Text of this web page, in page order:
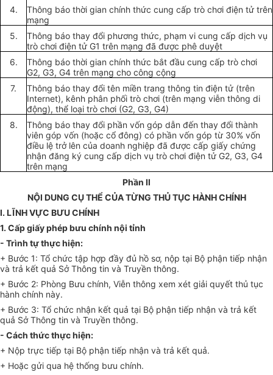
4.
Thông báo thời gian chính thức cung cấp trò chơi điện tử trên
mạng
5.
Thông báo thay đổi phương thức, phạm vi cung cấp dịch vụ
trò chơi điện tử G1 trên mạng đã được phê duyệt
6.
Thông báo thời gian chính thức bắt đầu cung cấp trò chơi
G2, G3, G4 trên mạng cho công cộng
7.
Thông báo thay đổi tên miền trang thông tin điện tử (trên
Internet), kênh phân phối trò chơi (trên mạng viễn thông di
động), thể loại trò chơi (G2, G3, G4)
8.
Thông báo thay đổi phần vốn góp dẫn đến thay đổi thành
viên góp vốn (hoặc cổ đông) có phần vốn góp từ 30% vốn
điều lệ trở lên của doanh nghiệp đã được cấp giấy chứng
nhận đăng ký cung cấp dịch vụ trò chơi điện tử G2, G3, G4
trên mạng
Phần II
NỘI DUNG CỤ THỂ CỦA TỪNG THỦ TỤC HÀNH CHÍNH
I. LĨNH VỰC BƯU CHÍNH
1. Cấp giấy phép bưu chính nội tỉnh
- Trình tự thực hiện:
+ Bước 1: Tổ chức tập hợp đầy đủ hồ sơ, nộp tại Bộ phận tiếp nhận
và trả kết quả Sở Thông tin và Truyền thông.
+ Bước 2: Phòng Bưu chính, Viễn thông xem xét giải quyết thủ tục
hành chính này.
+ Bước 3: Tổ chức nhận kết quả tại Bộ phận tiếp nhận và trả kết
quả Sở Thông tin và Truyền thông.
- Cách thức thực hiện:
+ Nộp trực tiếp tại Bộ phận tiếp nhận và trả kết quả.
+ Hoặc gửi qua hệ thống bưu chính.